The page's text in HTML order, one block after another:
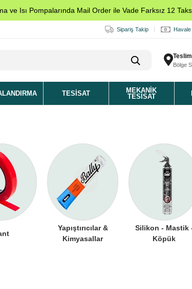
ve Isı Pompalarında Mail Order ile Vade Farksız 12
Sipariş Takip Havale
Bölge
TESISAT
MEKANIK
TESISAT
Yapıştırıcılar &
Kimyasallar
Silikon - Mastik
Köpük